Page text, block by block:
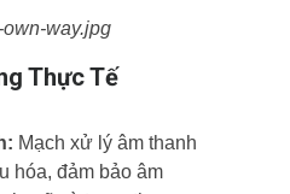
Thực Tế
Mạch xử lý âm thanh
hóa, đảm bảo âm